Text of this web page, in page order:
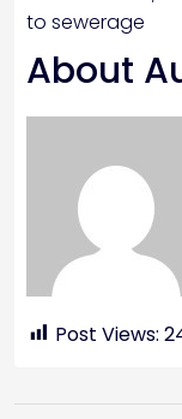
to sewerage
About
Post Views: